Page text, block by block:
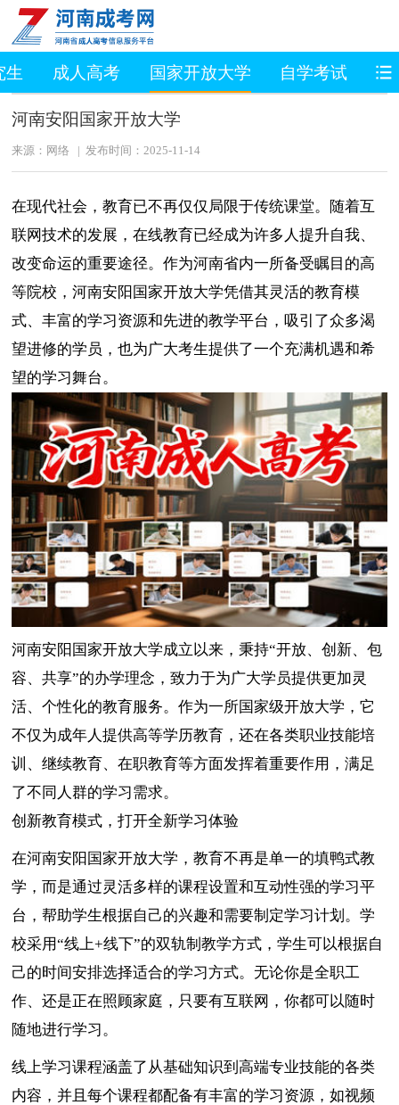
生 成人高考 国家开放大学 自学考试 职
河南安阳国家开放大学
来源：网络 | 发布时间：2025-11-14
在现代社会，教育已不再仅仅局限于传统课堂。随着互
联网技术的发展，在线教育已经成为许多人提升自我、
改变命运的重要途径。作为河南省内一所备受瞩目的高
等院校，河南安阳国家开放大学凭借其灵活的教育模
式、丰富的学习资源和先进的教学平台，吸引了众多渴
望进修的学员，也为广大考生提供了一个充满机遇和希
望的学习舞台。
河南安阳国家开放大学成立以来，秉持“开放、创新、包
容、共享”的办学理念，致力于为广大学员提供更加灵
活、个性化的教育服务。作为一所国家级开放大学，它
不仅为成年人提供高等学历教育，还在各类职业技能培
训、继续教育、在职教育等方面发挥着重要作用，满足
了不同人群的学习需求。
创新教育模式，打开全新学习体验
在河南安阳国家开放大学，教育不再是单一的填鸭式教
学，而是通过灵活多样的课程设置和互动性强的学习平
台，帮助学生根据自己的兴趣和需要制定学习计划。学
校采用“线上+线下”的双轨制教学方式，学生可以根据自
己的时间安排选择适合的学习方式。无论你是全职工
作、还是正在照顾家庭，只要有互联网，你都可以随时
随地进行学习。
线上学习课程涵盖了从基础知识到高端专业技能的各类
内容，并且每个课程都配备有丰富的学习资源，如视频